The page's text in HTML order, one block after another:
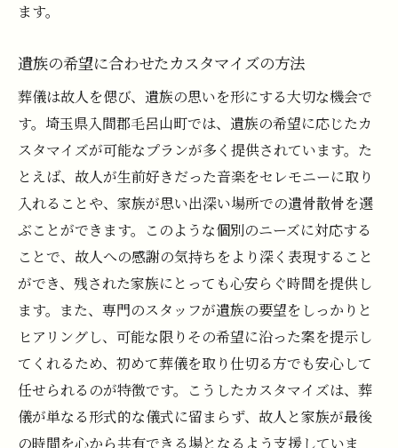
ます。
遺族の希望に合わせたカスタマイズの方法
葬儀は故人を偲び、遺族の思いを形にする大切な機会で
す。埼玉県入間郡毛呂山町では、遺族の希望に応じたカ
スタマイズが可能なプランが多く提供されています。た
とえば、故人が生前好きだった音楽をセレモニーに取り
入れることや、家族が思い出深い場所での遺骨散骨を選
ぶことができます。このような個別のニーズに対応する
ことで、故人への感謝の気持ちをより深く表現すること
ができ、残された家族にとっても心安らぐ時間を提供し
ます。また、専門のスタッフが遺族の要望をしっかりと
ヒアリングし、可能な限りその希望に沿った案を提示し
てくれるため、初めて葬儀を取り仕切る方でも安心して
任せられるのが特徴です。こうしたカスタマイズは、葬
儀が単なる形式的な儀式に留まらず、故人と家族が最後
の時間を心から共有できる場となるよう支援していま